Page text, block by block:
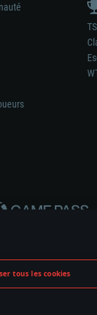
tous les cookies
tout fabricant